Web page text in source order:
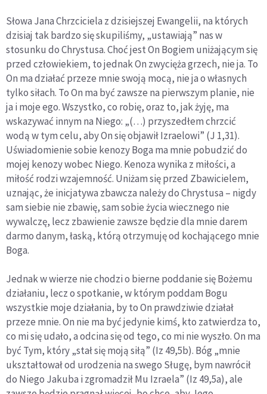
Słowa Jana Chrzciciela z dzisiejszej Ewangelii, na których
dzisiaj tak bardzo się skupiliśmy, „ustawiają” nas w
stosunku do Chrystusa. Choć jest On Bogiem uniżającym się
przed człowiekiem, to jednak On zwycięża grzech, nie ja. To
On ma działać przeze mnie swoją mocą, nie ja o własnych
tylko siłach. To On ma być zawsze na pierwszym planie, nie
ja i moje ego. Wszystko, co robię, oraz to, jak żyję, ma
wskazywać innym na Niego: „(…) przyszedłem chrzcić
wodą w tym celu, aby On się objawił Izraelowi” (J 1,31).
Uświadomienie sobie kenozy Boga ma mnie pobudzić do
mojej kenozy wobec Niego. Kenoza wynika z miłości, a
miłość rodzi wzajemność. Uniżam się przed Zbawicielem,
uznając, że inicjatywa zbawcza należy do Chrystusa – nigdy
sam siebie nie zbawię, sam sobie życia wiecznego nie
wywalczę, lecz zbawienie zawsze będzie dla mnie darem
darmo danym, łaską, którą otrzymuję od kochającego mnie
Boga.
Jednak w wierze nie chodzi o bierne poddanie się Bożemu
działaniu, lecz o spotkanie, w którym poddam Bogu
wszystkie moje działania, by to On prawdziwie działał
przeze mnie. On nie ma być jedynie kimś, kto zatwierdza to,
co mi się udało, a odcina się od tego, co mi nie wyszło. On ma
być Tym, który „stał się moją siłą” (Iz 49,5b). Bóg „mnie
ukształtował od urodzenia na swego Sługę, bym nawrócił
do Niego Jakuba i zgromadził Mu Izraela” (Iz 49,5a), ale